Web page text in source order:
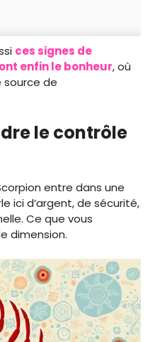
ces signes de
enfin le bonheur, où
source de
le contrôle
entre dans une
ici d’argent, de sécurité,
Ce que vous
dimension.